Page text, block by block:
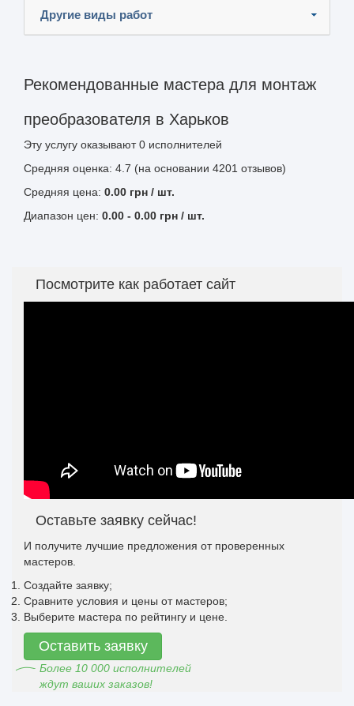
Другие виды работ
Рекомендованные мастера для монтаж
преобразователя в Харьков
Эту услугу оказывают0 исполнителей
Средняя оценка: 4.7 (на основании 4201 отзывов)
Средняя цена: 0.00 грн / шт.
Диапазон цен: 0.00 - 0.00 грн / шт.
Посмотрите как работает сайт
Оставьте заявку сейчас!
И получите лучшие предложения от проверенных
мастеров.
Создайте заявку;
Сравните условия и цены от мастеров;
Выберите мастера по рейтингу и цене.
Оставить заявку
Более 10 000 исполнителей
ждут ваших заказов!